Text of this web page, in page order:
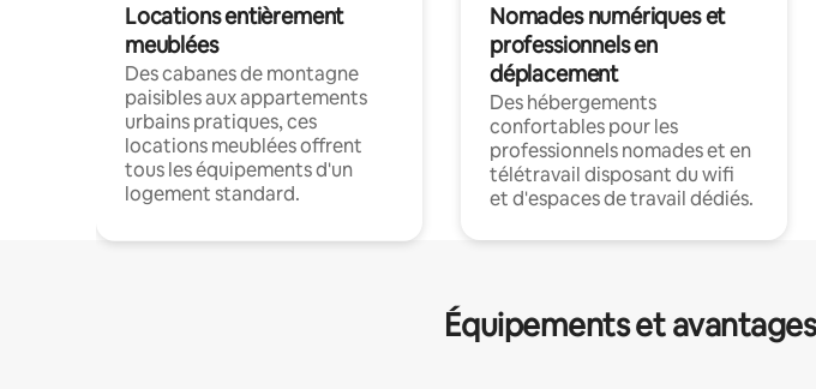
Locations entièrement
meublées
Des cabanes de montagne
paisibles aux appartements
urbains pratiques, ces
locations meublées offrent
tous les équipements d'un
logement standard.
Nomades numériques et
professionnels en
déplacement
Des hébergements
confortables pour les
professionnels nomades et en
télétravail disposant du wifi
et d'espaces de travail dédiés.
Équipements et